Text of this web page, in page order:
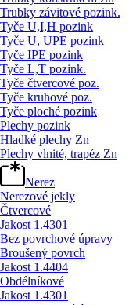
Trubky závitové pozink.
Tyče U,I,H pozink
Tyče U, UPE pozink
Tyče IPE pozink
Tyče L,T pozink.
Tyče čtvercové poz.
Tyče kruhové poz.
Tyče ploché pozink
Plechy pozink
Hladké plechy Zn
Plechy vlnité, trapéz Zn
Nerez
Nerezové jekly
Čtvercové
Jakost 1.4301
Bez povrchové úpravy
Broušený povrch
Jakost 1.4404
Obdélníkové
Jakost 1.4301